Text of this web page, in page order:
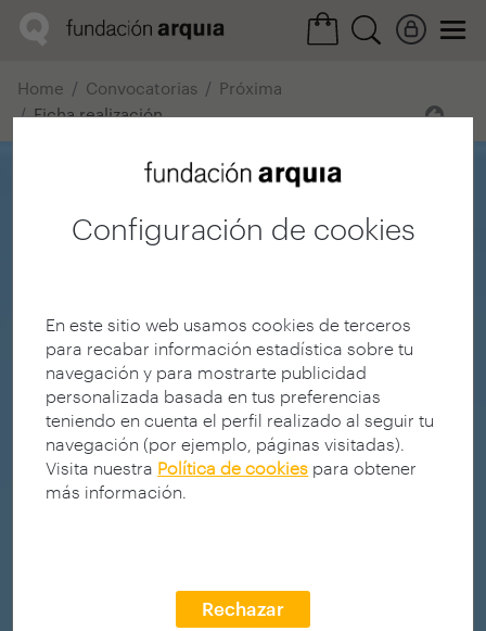
Configuración de cookies
En este sitio web usamos cookies de terceros
para recabar información estadística sobre tu
navegación y para mostrarte publicidad
personalizada basada en tus preferencias
teniendo en cuenta el perfil realizado al seguir tu
navegación (por ejemplo, páginas visitadas).
Visita nuestra Política de cookies para obtener
más información.
Rechazar
Home Convocatorias
Próxima
Ficha realización